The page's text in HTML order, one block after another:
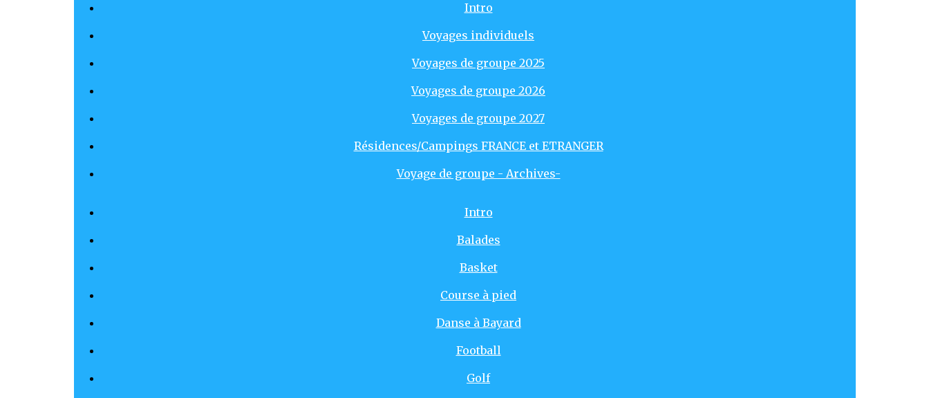
Intro
Voyages individuels
Voyages de groupe 2025
Voyages de groupe 2026
Voyages de groupe 2027
Résidences/Campings FRANCE et ETRANGER
Voyage de groupe - Archives-
Intro
Balades
Basket
Course à pied
Danse à Bayard
Football
Golf